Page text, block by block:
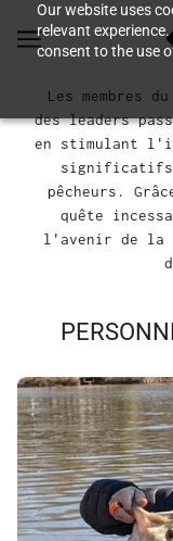
Our website uses
relevant
consent to the use
Les membres
des leaders
en stimulant
significatifs
pêcheurs.
quête
l'avenir de la